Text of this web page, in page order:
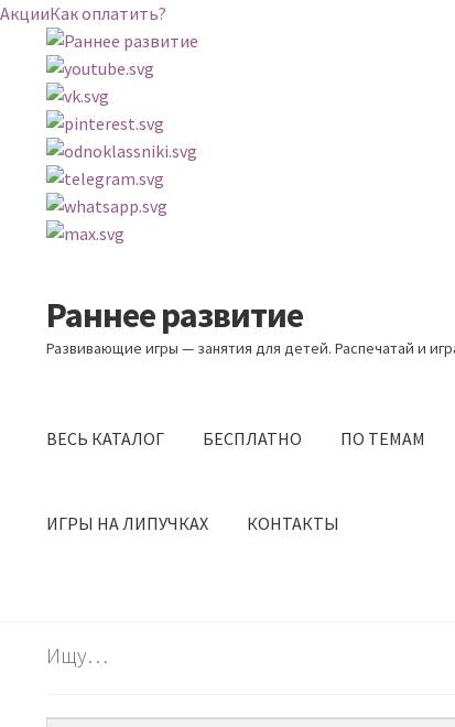
АкцииКак оплатить?
Перейти
к
навигации
Перейти
к
содержимому
Раннее развитие
Развивающие игры — занятия для детей. Распечатай и
ВЕСЬ КАТАЛОГ БЕСПЛАТНО ПО ТЕМАМ
ИГРЫ НА ЛИПУЧКАХ КОНТАКТЫ
Ищу…